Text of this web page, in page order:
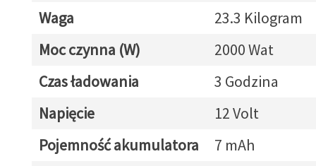
Waga
23.3 Kilogram
Moc czynna (W)
2000 Wat
Czas ładowania
3 Godzina
Napięcie
12 Volt
Pojemność akumulatora
7 mAh